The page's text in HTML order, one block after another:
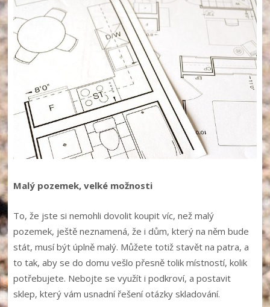
Malý pozemek, velké možnosti
To, že jste si nemohli dovolit koupit víc, než malý
pozemek, ještě neznamená, že i dům, který na něm bude
stát, musí být úplně malý. Můžete totiž stavět na patra, a
to tak, aby se do domu vešlo přesně tolik místností, kolik
potřebujete. Nebojte se využít i podkroví, a postavit
sklep, který vám usnadní řešení otázky skladování.